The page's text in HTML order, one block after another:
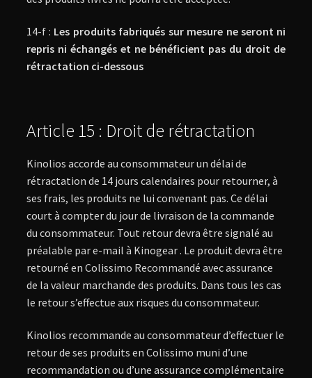
14-f : Les produits fabriqués sur mesure ne seront ni
repris ni échangés et ne bénéficient pas du droit de
rétractation ci-dessous
Article 15 : Droit de rétractation
Kinolios accorde au consommateur un délai de
rétractation de 14 jours calendaires pour retourner, à
ses frais, les produits ne lui convenant pas. Ce délai
court à compter du jour de livraison de la commande
du consommateur. Tout retour devra être signalé au
préalable par e-mail à Kinogear . Le produit devra être
retourné en Colissimo Recommandé avec assurance
de la valeur marchande des produits. Dans tous les cas
le retour s’effectue aux risques du consommateur.
Kinolios recommande au consommateur d’effectuer le
retour de ses produits en Colissimo muni d’une
recommandation ou d’une assurance complémentaire